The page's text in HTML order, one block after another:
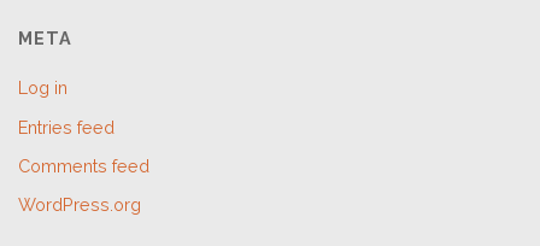
META
Log in
Entries feed
Comments feed
WordPress.org